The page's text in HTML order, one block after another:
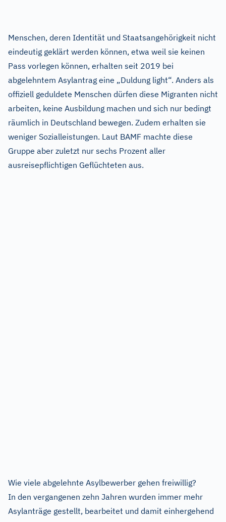
Menschen, deren Identität und Staatsangehörigkeit nicht
eindeutig geklärt werden können, etwa weil sie keinen
Pass vorlegen können, erhalten seit 2019 bei
abgelehntem Asylantrag eine „Duldung light“. Anders als
offiziell geduldete Menschen dürfen diese Migranten nicht
arbeiten, keine Ausbildung machen und sich nur bedingt
räumlich in Deutschland bewegen. Zudem erhalten sie
weniger Sozialleistungen. Laut BAMF machte diese
Gruppe aber zuletzt nur sechs Prozent aller
ausreisepflichtigen Geflüchteten aus.
Wie viele abgelehnte Asylbewerber gehen freiwillig?
In den vergangenen zehn Jahren wurden immer mehr
Asylanträge gestellt, bearbeitet und damit einhergehend